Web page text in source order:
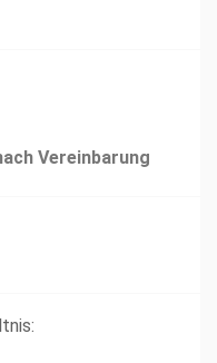
Vereinbarung